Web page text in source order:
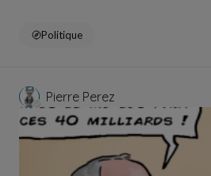
Politique
Pierre Perez